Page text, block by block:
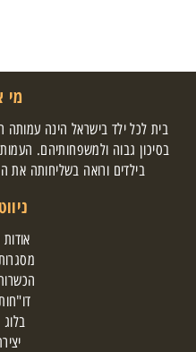
מי
בית לכל ילד בישראל הינה עמותה
בסיכון גבוה ולמשפחותיהם.
בילדים ורואה בשליחותה את